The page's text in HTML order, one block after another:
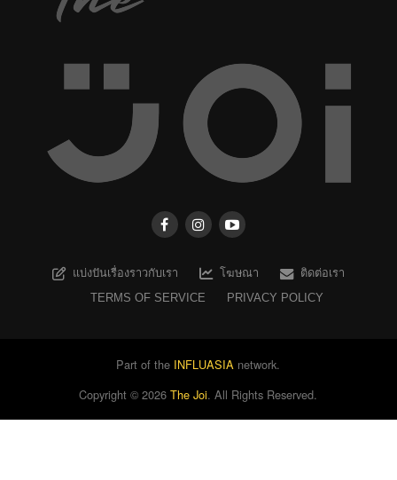
แบ่งปันเรื่องราวกับเรา โฆษณา
ติดต่อเรา
TERMS OF SERVICE
PRIVACY POLICY
Part of the INFLUASIA network.
Copyright ©2026 The Joi. All Rights Reserved.